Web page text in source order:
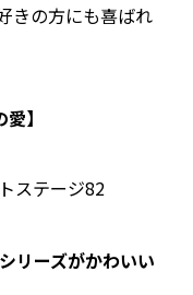
きの方にも喜ばれ
】
ステージ82
リーズがかわいい